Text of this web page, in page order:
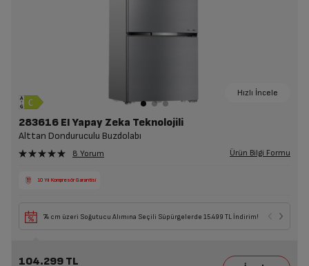
Hızlı İncele
283616 EI Yapay Zeka Teknolojili
Alttan Donduruculu Buzdolabı
8 Yorum Ürün Bilgi Formu
10 Yıl Kompresör Garantisi
74 cm üzeri Soğutucu Alımına Seçili Süpürgelerde 15.499 TL İndirim!
104.299 TL